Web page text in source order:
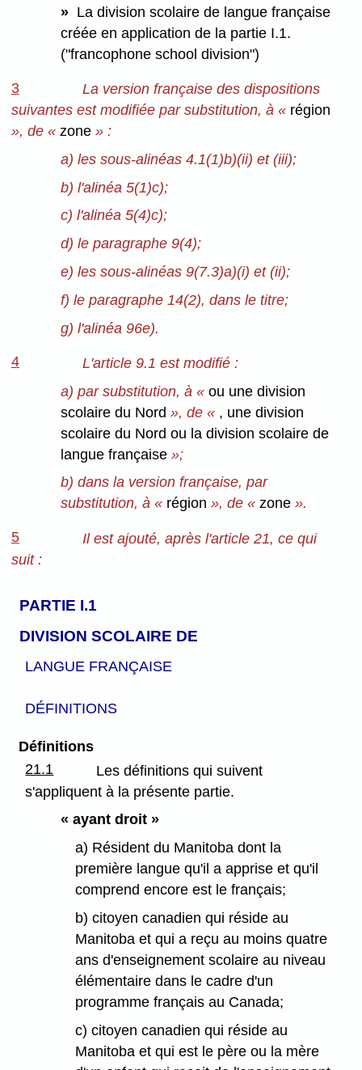
» La division scolaire de langue française
créée en application de la partie I.1.
("francophone school division")
3
La version française des dispositions
suivantes est modifiée par substitution, à «région
», de «zone » :
a) les sous-alinéas 4.1(1)b)(ii) et (iii);
b) l'alinéa 5(1)c);
c) l'alinéa 5(4)c);
d) le paragraphe 9(4);
e) les sous-alinéas 9(7.3)a)(i) et (ii);
f) le paragraphe 14(2), dans le titre;
g) l'alinéa 96e).
4
L'article 9.1 est modifié :
a) par substitution, à « ou une division
scolaire du Nord», de « , une division
scolaire du Nord ou la division scolaire de
langue française»;
b) dans la version française, par
substitution, à « région», de « zone».
5
Il est ajouté, après l'article 21, ce qui
suit :
PARTIE I.1
DIVISION SCOLAIRE DE
LANGUE FRANÇAISE
DÉFINITIONS
Définitions
21.1
Les définitions qui suivent
s'appliquent à la présente partie.
« ayant droit »
a) Résident du Manitoba dont la
première langue qu'il a apprise et qu'il
comprend encore est le français;
b) citoyen canadien qui réside au
Manitoba et qui a reçu au moins quatre
ans d'enseignement scolaire au niveau
élémentaire dans le cadre d'un
programme français au Canada;
c) citoyen canadien qui réside au
Manitoba et qui est le père ou la mère